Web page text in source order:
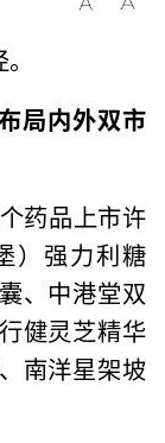
局内外双市
药品上市许
）强力利糖
、中港堂双
健灵芝精华
南洋星架坡